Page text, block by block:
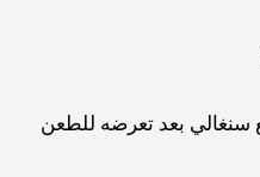
بعد تعرضه للطعن